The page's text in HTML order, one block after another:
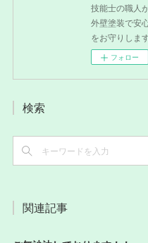
技能士の職人
外壁塗装で安
をお守りしま
フォロー
検索
関連記事